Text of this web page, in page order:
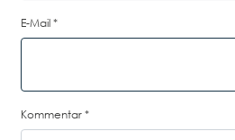
E-Mail*
Kommentar*